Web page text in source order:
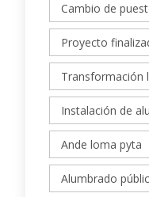
Cambio de
Proyecto
Transformación
Instalación de
Ande loma pyta
Alumbrado